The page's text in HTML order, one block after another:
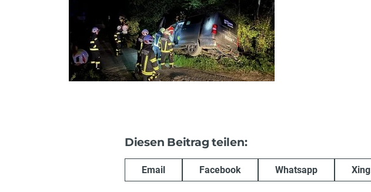
Diesen Beitrag teilen:
Email Facebook Whatsapp Xing